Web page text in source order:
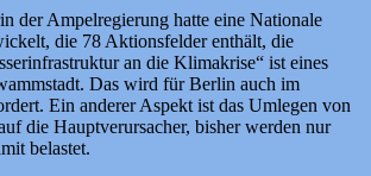
der Ampelregierung hatte eine Nationale
die 78 Aktionsfelder enthält, die
an die Klimakrise“ ist eines
Das wird für Berlin auch im
Ein anderer Aspekt ist das Umlegen von
die Hauptverursacher, bisher werden nur
belastet.